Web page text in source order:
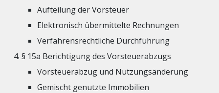
Aufteilung der Vorsteuer
Elektronisch übermittelte Rechnungen
Verfahrensrechtliche Durchführung
§ 15a Berichtigung des Vorsteuerabzugs
Vorsteuerabzug und Nutzungsänderung
Gemischt genutzte Immobilien